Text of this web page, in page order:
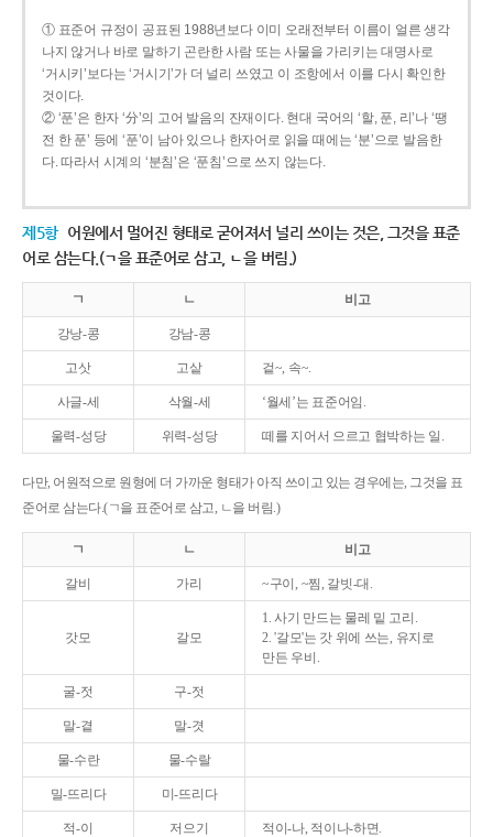
① 표준어 규정이 공표된 1988년보다 이미 오래전부터 이름이 얼른 생각
나지 않거나 바로 말하기 곤란한 사람 또는 사물을 가리키는 대명사로
‘거시키’보다는 ‘거시기’가 더 널리 쓰였고 이 조항에서 이를 다시 확인한
것이다.
② ‘푼’은 한자 ‘分’의 고어 발음의 잔재이다. 현대 국어의 ‘할, 푼, 리’나 ‘땡
전 한 푼’ 등에 ‘푼’이 남아 있으나 한자어로 읽을 때에는 ‘분’으로 발음한
다. 따라서 시계의 ‘분침’은 ‘푼침’으로 쓰지 않는다.
제5항 어원에서 멀어진 형태로 굳어져서 널리 쓰이는 것은, 그것을 표준
어로 삼는다.(ㄱ을 표준어로 삼고, ㄴ을 버림.)
ㄱ ㄴ 비고
강낭-콩 강남-콩
고삿 고샅 겉~, 속~.
사글-세 삭월-세 ‘월세’는 표준어임.
울력-성당 위력-성당 떼를 지어서 으르고 협박하는 일.
다만, 어원적으로 원형에 더 가까운 형태가 아직 쓰이고 있는 경우에는, 그것을 표
준어로 삼는다.(ㄱ을 표준어로 삼고, ㄴ을 버림.)
ㄱ ㄴ 비고
갈비 가리 ~구이, ~찜, 갈빗-대.
갓모 갈모
1. 사기 만드는 물레 밑 고리.
2. '갈모'는 갓 위에 쓰는, 유지로
만든 우비.
굴-젓 구-젓
말-곁 말-겻
물-수란 물-수랄
밀-뜨리다 미-뜨리다
적-이 저으기 적이-나, 적이나-하면.